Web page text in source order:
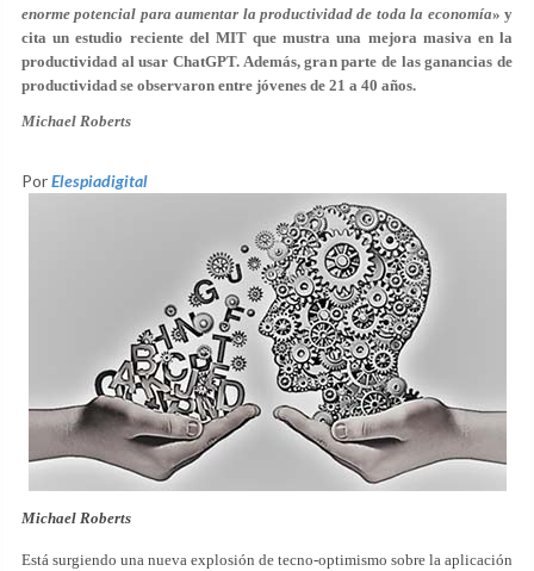
enorme potencial para aumentar la productividad de toda la economía» y
cita un estudio reciente del MIT que mustra una mejora masiva en la
productividad al usar ChatGPT. Además, gran parte de las ganancias de
productividad se observaron entre jóvenes de 21 a 40 años.
Michael Roberts
PorElespiadigital
Michael Roberts
Está surgiendo una nueva explosión de tecno-optimismo sobre la aplicación